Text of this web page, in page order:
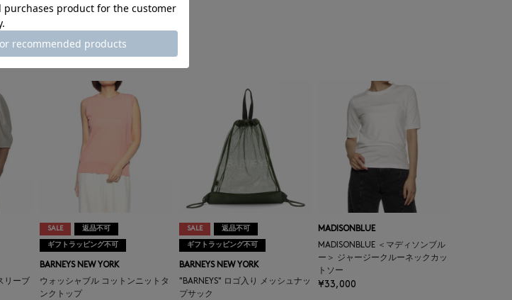
リーブ
SALE 返品不可
ギフトラッピング不可
BARNEYS NEW YORK
ウォッシャブル コットンニットタ
ンクトップ
SALE 返品不可
ギフトラッピング不可
BARNEYS NEW YORK
"BARNEYS" ロゴ入り メッシュナッ
プサック
MADISONBLUE
MADISONBLUE ＜マディソンブル
ー＞ ジャージークルーネックカッ
トソー
¥33,000